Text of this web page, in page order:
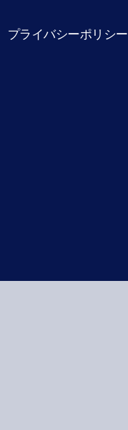
プライバシーポリシー